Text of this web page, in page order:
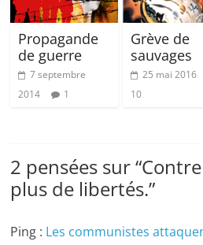
Propagande
de guerre
7 septembre
2014
1
Grève de
sauvages
25 mai 2016
10
2 pensées sur “
plus de libertés.”
Ping : Les communistes